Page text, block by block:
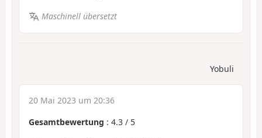
Maschinell übersetzt
Yobuli
20 Mai 2023 um 20:36
Gesamtbewertung : 4.3 / 5